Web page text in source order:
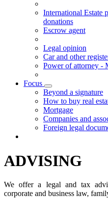
International Estate
donations
Escrow agent
Legal opinion
Car and other
Power of attorney -
Focus
Visualizza menù di
Beyond a signature
How to buy real
Mortgage
Companies and
Foreign legal
ADVISING
We offer a legal and tax
corporate and business law,